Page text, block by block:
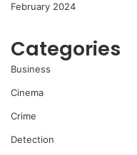
February 2024
Categories
Business
Cinema
Crime
Detection